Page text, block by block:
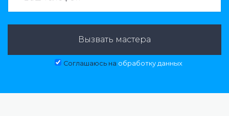
Вызвать мастера
Соглашаюсь на обработку данных